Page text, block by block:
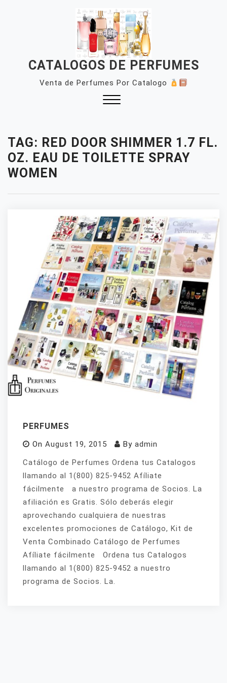
CATALOGOS DE PERFUMES
Venta de Perfumes Por Catalogo
TAG: RED DOOR SHIMMER 1.7 FL.
OZ. EAU DE TOILETTE SPRAY
WOMEN
PERFUMES
On August 19, 2015 By admin
Catálogo de Perfumes Ordena tus Catalogos
llamando al 1(800) 825-9452 Afíliate
fácilmente a nuestro programa de Socios. La
afiliación es Gratis. Sólo deberás elegir
aprovechando cualquiera de nuestras
excelentes promociones de Catálogo, Kit de
Venta Combinado Catálogo de Perfumes
Afíliate fácilmente Ordena tus Catalogos
llamando al 1(800) 825-9452 a nuestro
programa de Socios. La.